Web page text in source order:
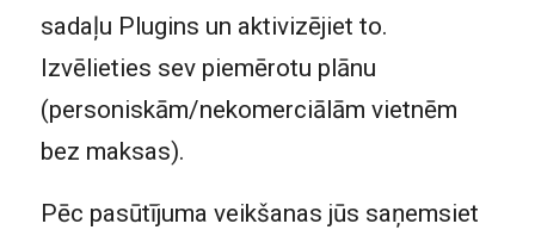
sadaļu Plugins un aktivizējiet to.
Izvēlieties sev piemērotu plānu
(personiskām/nekomerciālām vietnēm
bez maksas).
Pēc pasūtījuma veikšanas jūs saņemsiet